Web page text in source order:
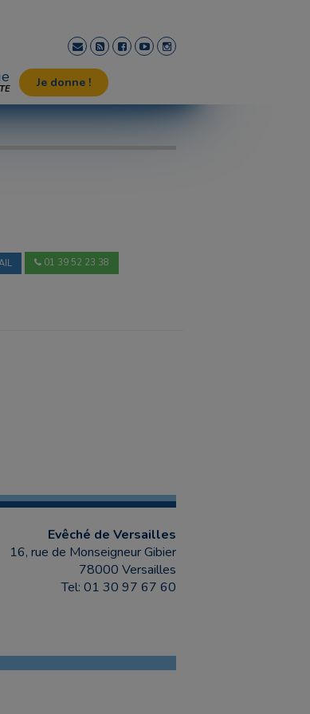
Je donne !
01 39 52 23 38
Evêché de Versailles
16, rue de Monseigneur Gibier
78000 Versailles
Tel: 01 30 97 67 60